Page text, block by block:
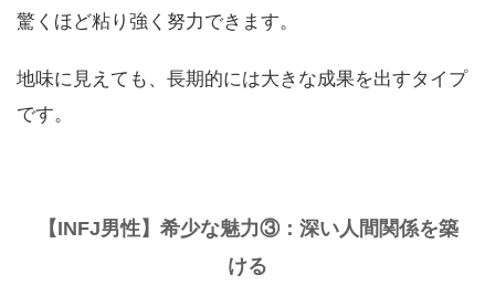
驚くほど粘り強く努力できます。
地味に見えても、長期的には大きな成果を出すタイプ
です。
【INFJ男性】希少な魅力③：深い人間関係を築
ける